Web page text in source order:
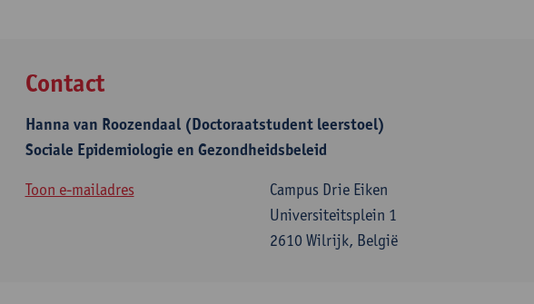
Contact
Hanna van Roozendaal (Doctoraatstudent leerstoel)
Sociale Epidemiologie en Gezondheidsbeleid
Toon e-mailadres
Campus Drie Eiken
Universiteitsplein 1
2610 Wilrijk, België